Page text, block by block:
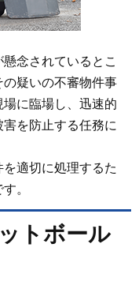
念されているとこ
疑いの不審物件事
に臨場し、迅速的
を防止する任務に
適切に処理するた
。
トボール